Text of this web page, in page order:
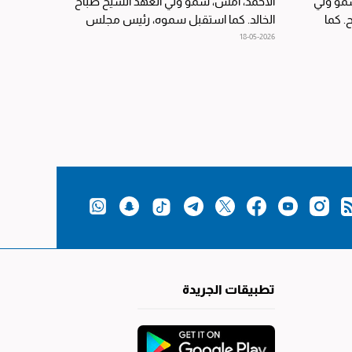
كما
الخالد. كما استقبل سموه، رئيس مجلس
الوزراء بالإنابة وزير...
18-05-2026
تطبيقات الجريدة